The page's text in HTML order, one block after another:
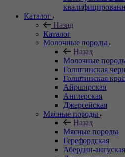
Каталог
Назад
Каталог
Молочные породы
Назад
Молочные
Голштинская
Голштинская
Айрширская
Англерская
Джерсейская
Мясные породы
Назад
Мясные породы
Герефордская
Абердин-ангуская